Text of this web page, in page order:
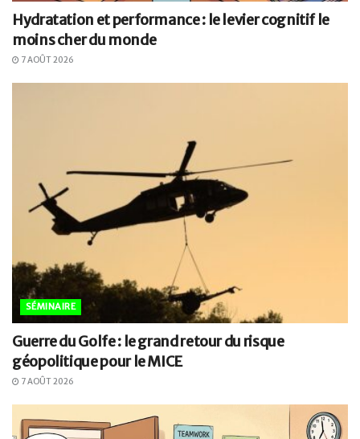
Hydratation et performance : le levier cognitif le
moins cher du monde
7 AOÛT 2026
SÉMINAIRE
Guerre du Golfe : le grand retour du risque
géopolitique pour le MICE
7 AOÛT 2026